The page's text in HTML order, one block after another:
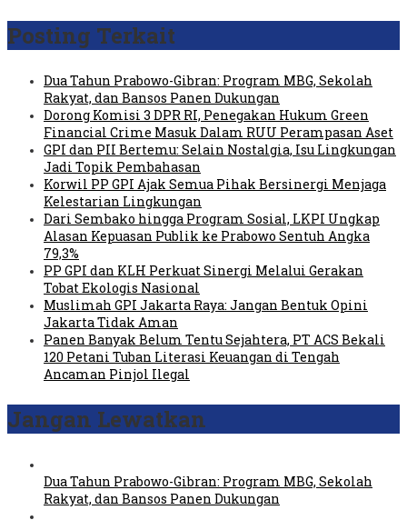
Posting Terkait
Dua Tahun Prabowo-Gibran: Program MBG, Sekolah
Rakyat, dan Bansos Panen Dukungan
Dorong Komisi 3 DPR RI, Penegakan Hukum Green
Financial Crime Masuk Dalam RUU Perampasan Aset
GPI dan PII Bertemu: Selain Nostalgia, Isu Lingkungan
Jadi Topik Pembahasan
Korwil PP GPI Ajak Semua Pihak Bersinergi Menjaga
Kelestarian Lingkungan
Dari Sembako hingga Program Sosial, LKPI Ungkap
Alasan Kepuasan Publik ke Prabowo Sentuh Angka
79,3%
PP GPI dan KLH Perkuat Sinergi Melalui Gerakan
Tobat Ekologis Nasional
Muslimah GPI Jakarta Raya: Jangan Bentuk Opini
Jakarta Tidak Aman
Panen Banyak Belum Tentu Sejahtera, PT ACS Bekali
120 Petani Tuban Literasi Keuangan di Tengah
Ancaman Pinjol Ilegal
Jangan Lewatkan
Dua Tahun Prabowo-Gibran: Program MBG, Sekolah
Rakyat, dan Bansos Panen Dukungan